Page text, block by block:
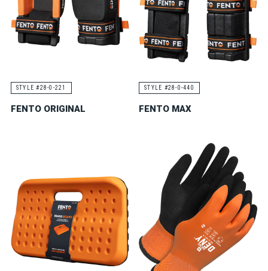
STYLE #28-0-221
FENTO ORIGINAL
STYLE #28-0-440
FENTO MAX